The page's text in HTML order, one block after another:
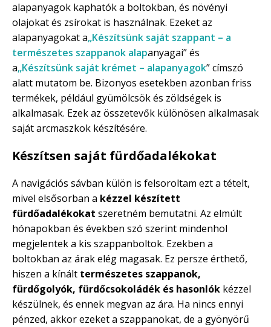
alapanyagok kaphatók a boltokban, és növényi
olajokat és zsírokat is használnak. Ezeket az
alapanyagokat a„Készítsünk saját szappant – a
természetes szappanok alapanyagai” és
a„Készítsünk saját krémet – alapanyagok” címszó
alatt mutatom be. Bizonyos esetekben azonban friss
termékek, például gyümölcsök és zöldségek is
alkalmasak. Ezek az összetevők különösen alkalmasak
saját arcmaszkok készítésére.
Készítsen saját fürdőadalékokat
A navigációs sávban külön is felsoroltam ezt a tételt,
mivel elsősorban a kézzel készített
fürdőadalékokat szeretném bemutatni. Az elmúlt
hónapokban és években szó szerint mindenhol
megjelentek a kis szappanboltok. Ezekben a
boltokban az árak elég magasak. Ez persze érthető,
hiszen a kínált természetes szappanok,
fürdőgolyók, fürdőcsokoládék és hasonlók kézzel
készülnek, és ennek megvan az ára. Ha nincs ennyi
pénzed, akkor ezeket a szappanokat, de a gyönyörű